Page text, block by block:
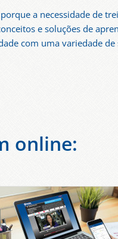
a necessidade de
e soluções de
com uma variedade de
online: